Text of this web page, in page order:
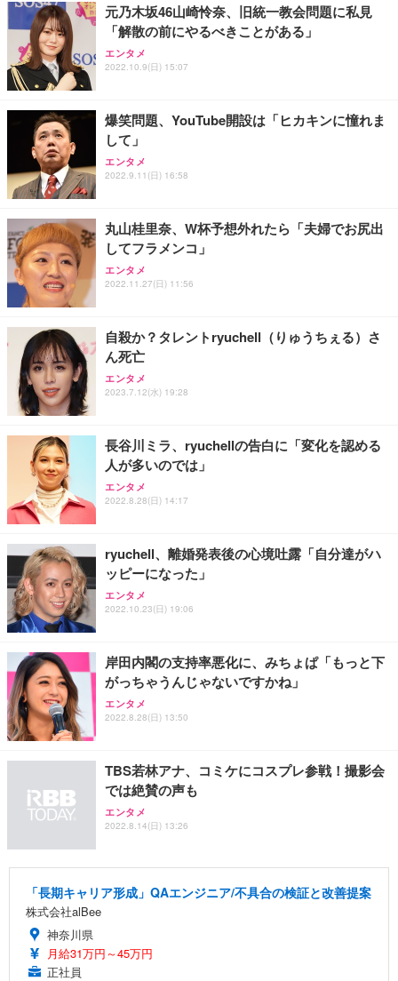
務用 おしゃれ パソコンチェア (ブラック)
Sezlife オフィスチェア デスクチェア 疲れない テレ
ワーク チェア 強化バックレスト 30度ロッキング機
能 人間工学 椅子 腰サポート 90度跳ね上げ式アーム
務用 おしゃれ パソコンチェア (ホワイト)
ANDWINT オフィスチェア デスクチェア 肘なし メ
ッシュ 通気性 ランバーサポート付き 腰サポート ガ
ス圧無段階昇降 360度回転 キャスター付き コンパク
【整備済み品】Dell E2724HS 27インチ 液晶モニタ
ー フルHD（1920×1080）VA 非光沢 HDMI/DisplayP
ort/VGA スピーカー内蔵 高さ調整 スイベル VESA対
【MiniLED/24.5inch/280Hz/FHD】GRAPHT THE S
HOOTER Gaming Monitor 24” Essential ゲーミン
グモニター QD 24.5インチ 1ms FHD 量子ドット 残
Smart Basic(スマートベーシック) 【Amazon.co.jp
限定】 Smart Basic アイリスオーヤマ ペットシーツ
超厚型 お徳用 ワイド 100枚入 (x 1) (ケース販売)
アイリスオーヤマ ペットシーツ 超厚型 お徳用 レギ
ュラー 200枚入【Amazon.co.jp限定】
元乃木坂46山崎怜奈、旧統一教会問題に私見
「解散の前にやるべきことがある」
エンタメ
2022.10.9(日) 15:07
爆笑問題、YouTube開設は「ヒカキンに憧れま
して」
エンタメ
2022.9.11(日) 16:58
丸山桂里奈、W杯予想外れたら「夫婦でお尻出
してフラメンコ」
エンタメ
2022.11.27(日) 11:56
自殺か？タレントryuchell（りゅうちぇる）さ
ん死亡
エンタメ
2023.7.12(水) 19:28
長谷川ミラ、ryuchellの告白に「変化を認める
人が多いのでは」
エンタメ
2022.8.28(日) 14:17
ryuchell、離婚発表後の心境吐露「自分達がハ
ッピーになった」
エンタメ
2022.10.23(日) 19:06
岸田内閣の支持率悪化に、みちょぱ「もっと下
がっちゃうんじゃないですかね」
エンタメ
2022.8.28(日) 13:50
TBS若林アナ、コミケにコスプレ参戦！撮影会
では絶賛の声も
エンタメ
2022.8.14(日) 13:26
「長期キャリア形成」QAエンジニア/不具合の検証と改善提案
株式会社alBee
神奈川県
月給31万円～45万円
正社員